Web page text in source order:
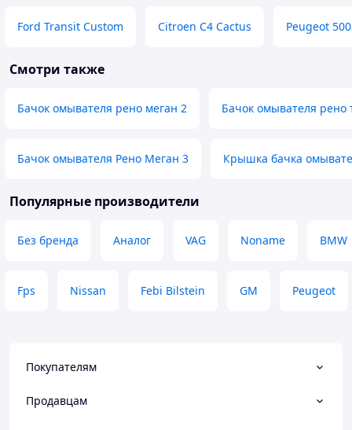
Ford Transit Custom Citroen C4 Cactus Peugeot
Смотри также
Бачок омывателя рено меган 2 Бачок омывателя рено
Бачок омывателя Рено Меган 3 Крышка бачка
Популярные производители
Без бренда Аналог VAG Noname BMW
Fps Nissan Febi Bilstein GM Peugeot
Покупателям
Продавцам